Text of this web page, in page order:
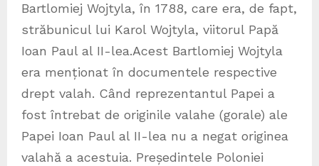
Bartlomiej Wojtyla, în 1788, care era, de fapt,
străbunicul lui Karol Wojtyla, viitorul Papă
Ioan Paul al II-lea.Acest Bartlomiej Wojtyla
era menționat în documentele respective
drept valah. Când reprezentantul Papei a
fost întrebat de originile valahe (gorale) ale
Papei Ioan Paul al II-lea nu a negat originea
valahă a acestuia. Președintele Poloniei